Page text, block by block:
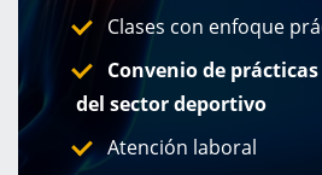
Clases con enfoque
Convenio de
del sector deportivo
Atención laboral